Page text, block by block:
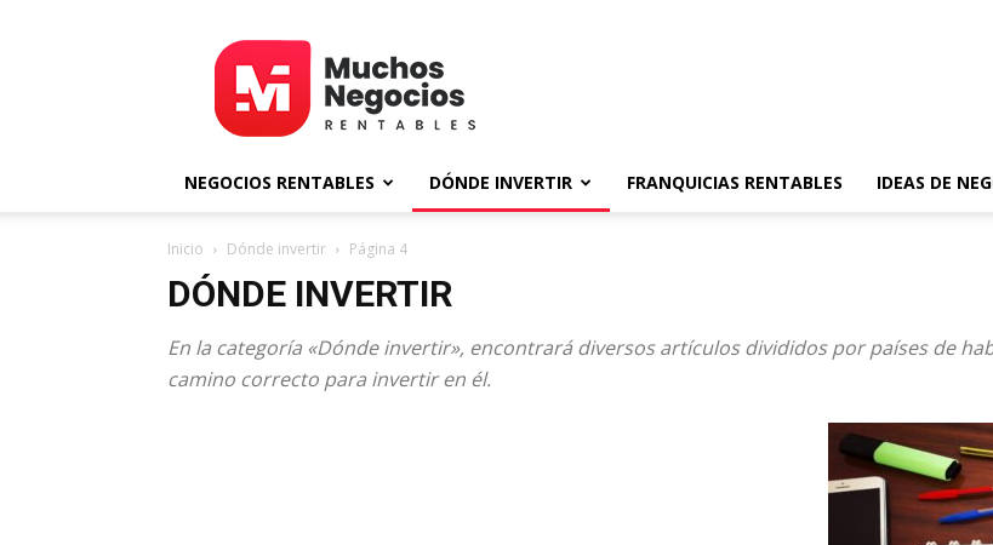
NEGOCIOS RENTABLES DÓNDE INVERTIR FRANQUICIAS RENTABLES IDEAS DE
Inicio Dónde invertir Página 4
DÓNDE INVERTIR
En la categoría «Dónde invertir», encontrará diversos artículos divididos por países de
camino correcto para invertir en él.